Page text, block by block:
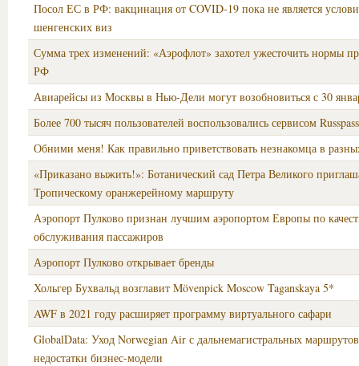
Посол ЕС в РФ: вакцинация от COVID-19 пока не является
шенгенских виз
Сумма трех изменений: «Аэрофлот» захотел ужесточить нормы
РФ
Авиарейсы из Москвы в Нью-Дели могут возобновиться с 30
Более 700 тысяч пользователей воспользовались сервисом
Обними меня! Как правильно приветствовать незнакомца в
«Приказано выжить!»: Ботанический сад Петра Великого
Тропическому оранжерейному маршруту
Аэропорт Пулково признан лучшим аэропортом Европы по
обслуживания пассажиров
Аэропорт Пулково открывает бренды
Хольгер Бухвальд возглавит Mövenpick Moscow Taganskaya 5*
AWF в 2021 году расширяет программу виртуального сафари
GlobalData: Уход Norwegian Air с дальнемагистральных
недостатки бизнес-модели